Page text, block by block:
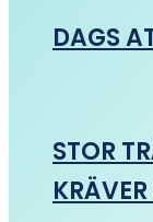
DAGS
STOR